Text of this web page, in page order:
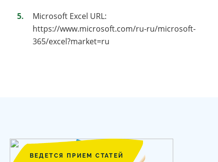
Microsoft Excel URL:
https://www.microsoft.com/ru-ru/microsoft-
365/excel?market=ru
ВЕДЕТСЯ ПРИЕМ СТАТЕЙ